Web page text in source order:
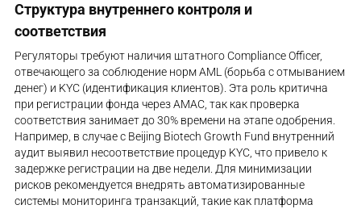
Структура внутреннего контроля и
соответствия
Регуляторы требуют наличия штатного Compliance Officer,
отвечающего за соблюдение норм AML (борьба с отмыванием
денег) и KYC (идентификация клиентов). Эта роль критична
при регистрации фонда через AMAC, так как проверка
соответствия занимает до 30% времени на этапе одобрения.
Например, в случае с Beijing Biotech Growth Fund внутренний
аудит выявил несоответствие процедур KYC, что привело к
задержке регистрации на две недели. Для минимизации
рисков рекомендуется внедрять автоматизированные
системы мониторинга транзакций, такие как платформа